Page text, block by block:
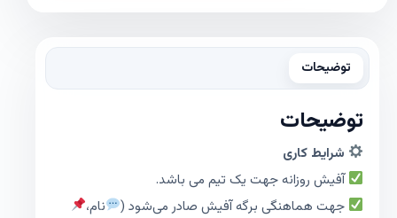
توضیحات
توضیحات
شرایط کاری
آفیش روزانه جهت یک تیم می باشد.
جهت هماهنگی برگه آفیش صادر می‌شود (
نام،